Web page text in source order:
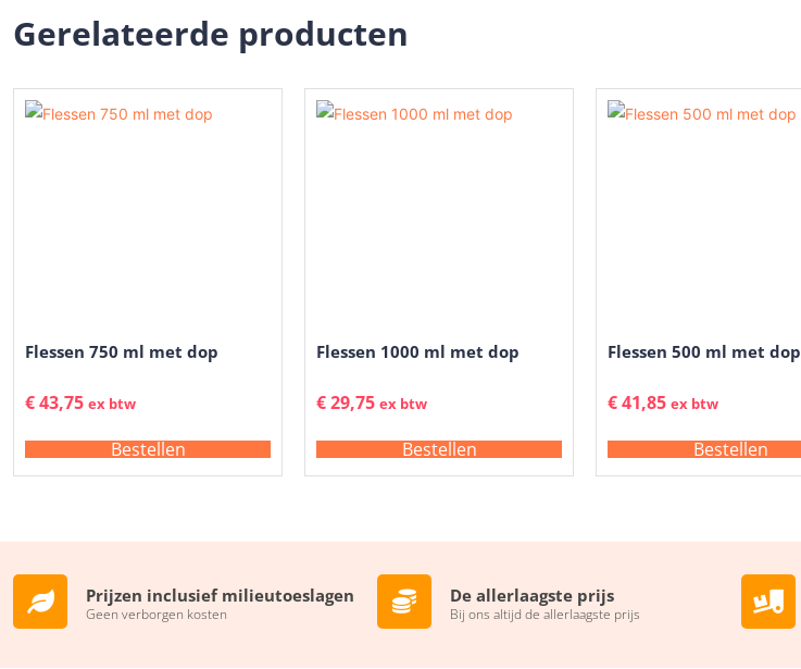
Gerelateerde producten
Flessen 750 ml met dop
€43,75 ex btw
Bestellen
Flessen 1000 ml met dop
€29,75 ex btw
Bestellen
Flessen 500 ml met dop
€41,85 ex btw
Bestellen
Prijzen inclusief milieutoeslagen
Geen verborgen kosten
De allerlaagste prijs
Bij ons altijd de allerlaagste prijs